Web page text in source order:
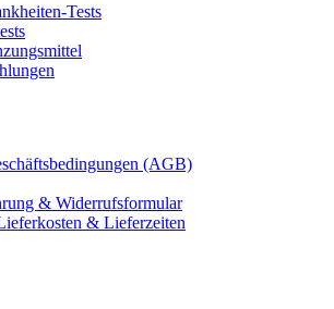
Tests
(AGB)
& Widerrufsformular
& Lieferzeiten